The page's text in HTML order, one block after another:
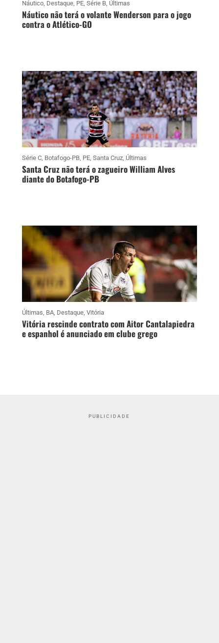
Náutico, Destaque, PE, Série B, Últimas
Náutico não terá o volante Wenderson para o jogo
contra o Atlético-GO
Série C, Botafogo-PB, PE, Santa Cruz, Últimas
Santa Cruz não terá o zagueiro William Alves
diante do Botafogo-PB
Últimas BA, Destaque, Vitória
Vitória rescinde contrato com Aitor Cantalapiedra
e espanhol é anunciado em clube grego
PUBLICIDADE